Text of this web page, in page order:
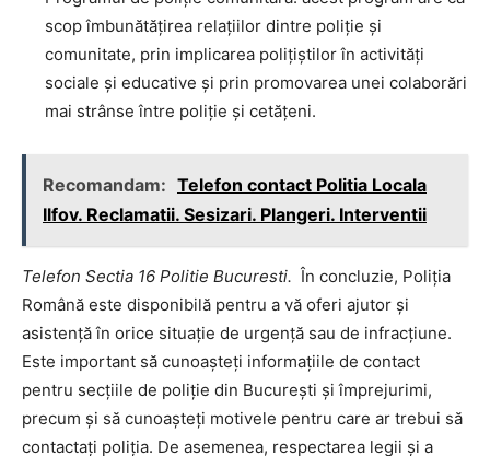
scop îmbunătățirea relațiilor dintre poliție și
comunitate, prin implicarea polițiștilor în activități
sociale și educative și prin promovarea unei colaborări
mai strânse între poliție și cetățeni.
Recomandam: Telefon contact Politia Locala
Ilfov. Reclamatii. Sesizari. Plangeri. Interventii
Telefon Sectia 16 Politie Bucuresti. În concluzie, Poliția
Română este disponibilă pentru a vă oferi ajutor și
asistență în orice situație de urgență sau de infracțiune.
Este important să cunoașteți informațiile de contact
pentru secțiile de poliție din București și împrejurimi,
precum și să cunoașteți motivele pentru care ar trebui să
contactați poliția. De asemenea, respectarea legii și a